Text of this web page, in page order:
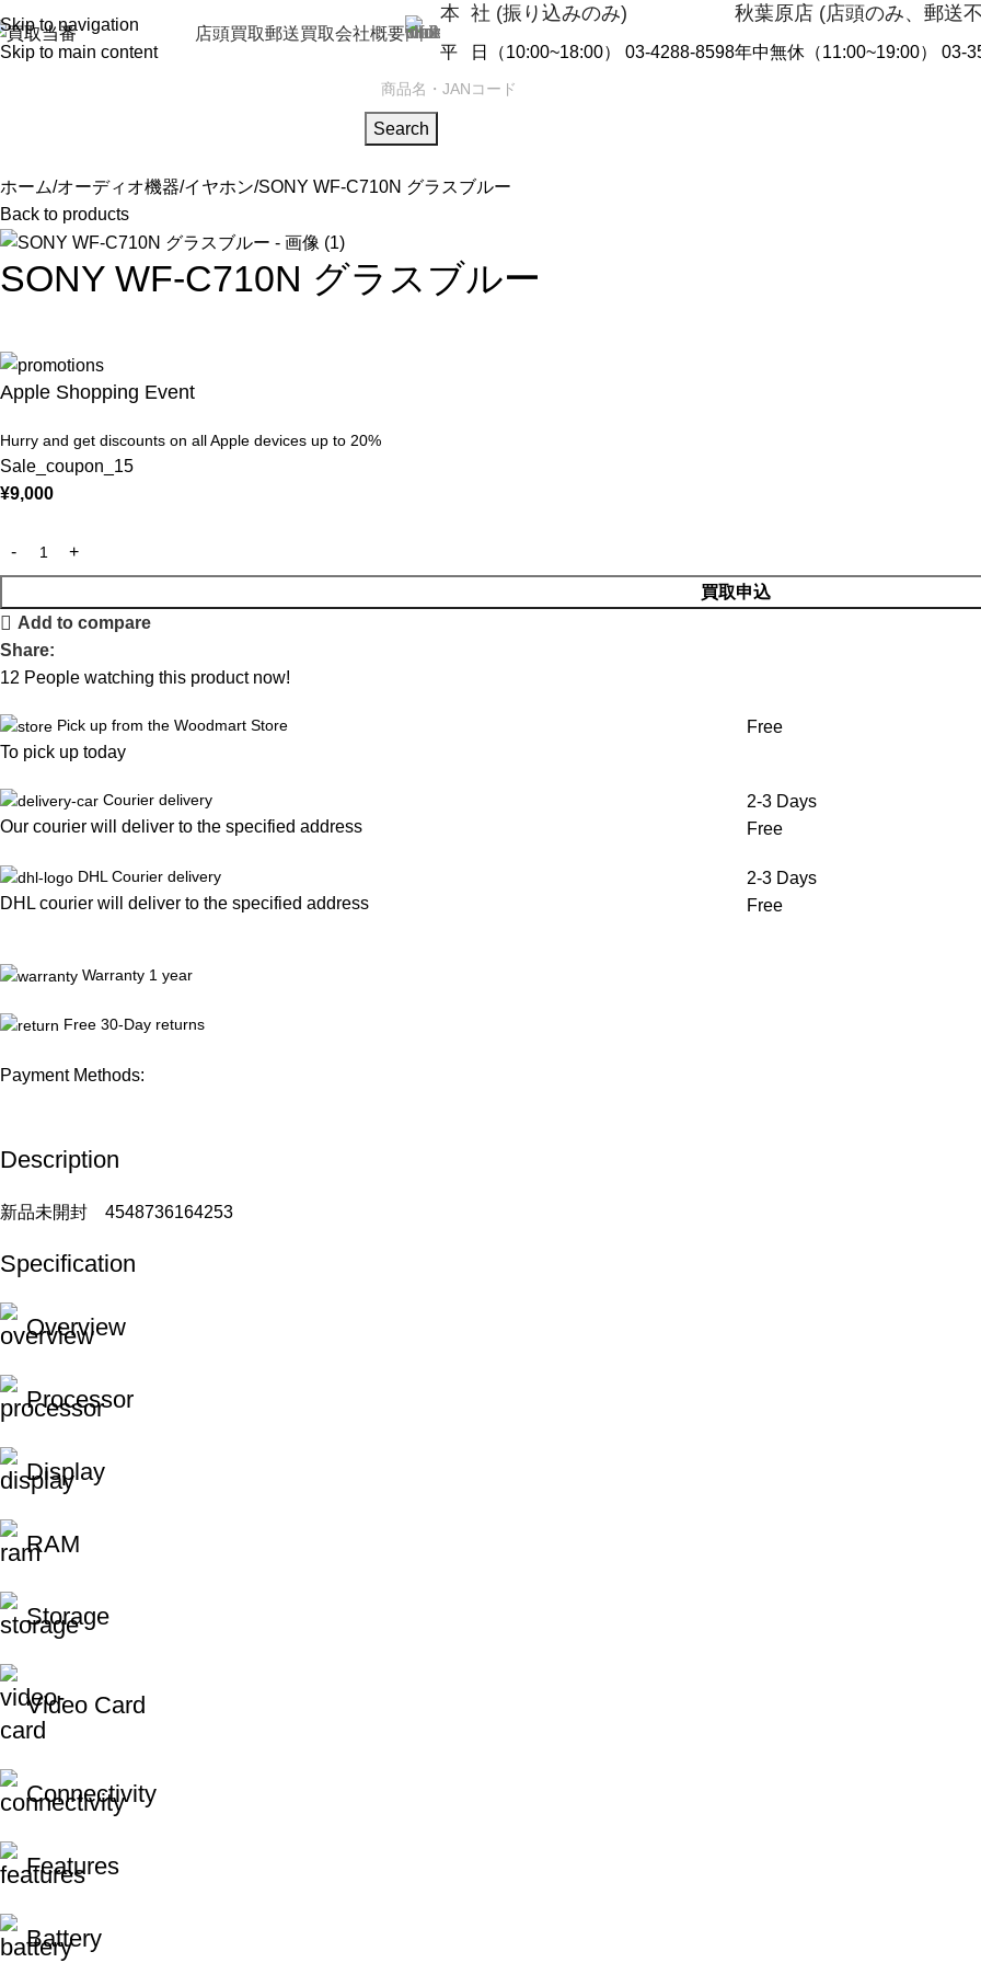
Skip to navigation
Skip to main content
店頭買取郵送買取会社概要
本 社 (振り込みのみ)
平 日（10:00~18:00） 03-4288-8598
秋葉原店 (店頭のみ、郵送不
年中無休（11:00~19:00） 03-
Search
ホーム オーディオ機器 イヤホン SONY WF-C710N グラスブルー
Back to products
SONY WF-C710N グラスブルー
Apple Shopping Event
Hurry and get discounts on all Apple devices up to 20%
Sale_coupon_15
¥9,000
買取申込
Add to compare
Share:
12 People watching this product now!
Pick up from the Woodmart Store
To pick up today
Free
Courier delivery
Our courier will deliver to the specified address
2-3 Days
Free
DHL Courier delivery
DHL courier will deliver to the specified address
2-3 Days
Free
Warranty 1 year
Free 30-Day returns
Payment Methods:
Description
新品未開封 4548736164253
Specification
Overview
Processor
Display
RAM
Storage
Video Card
Connectivity
Features
Battery